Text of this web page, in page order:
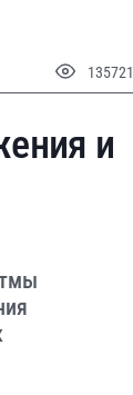
135721
и